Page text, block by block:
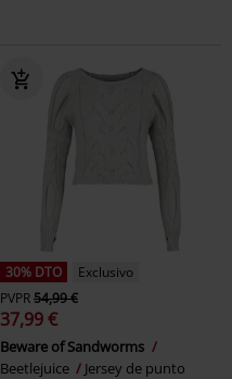
30% DTO
Exclusivo
PVPR54,99 €
37,99 €
Beware of Sandworms
Beetlejuice
Jersey de punto